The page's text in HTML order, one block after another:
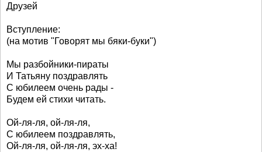
Друзей
Вступление:
(на мотив "Говорят мы бяки-буки")
Мы разбойники-пираты
И Татьяну поздравлять
С юбилеем очень рады -
Будем ей стихи читать.
Ой-ля-ля, ой-ля-ля,
С юбилеем поздравлять,
Ой-ля-ля, ой-ля-ля, эх-ха!